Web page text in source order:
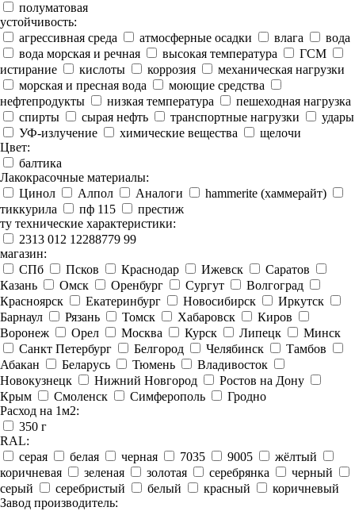
полуматовая
устойчивость:
агрессивная среда
атмосферные осадки влага
вода
вода морская и речная
высокая температура
ГСМ
истирание
кислоты коррозия
механическая нагрузки
морская и пресная вода
моющие средства
нефтепродукты
низкая температура
пешеходная нагрузка
спирты
сырая нефть транспортные нагрузки
удары
УФ-излучение
химические вещества
щелочи
Цвет:
балтика
Лакокрасочные материалы:
Цинол
Алпол Аналоги
hammerite (хаммерайт)
тиккурила
пф 115
престиж
ту технические характеристики:
2313 012 12288779 99
магазин:
СПб
Псков Краснодар Ижевск
Саратов
Казань
Омск Оренбург Сургут
Волгоград
Красноярск
Екатеринбург Новосибирск
Иркутск
Барнаул
Рязань Томск Хабаровск
Киров
Воронеж
Орел Москва Курск Липецк
Минск
Санкт Петербург
Белгород Челябинск
Тамбов
Абакан
Беларусь Тюмень
Владивосток
Новокузнецк
Нижний Новгород
Ростов на Дону
Крым
Смоленск Симферополь
Гродно
Расход на 1м2:
350 г
RAL:
серая
белая черная 7035 9005
жёлтый
коричневая
зеленая золотая серебрянка
черный
серый
серебристый белый красный
коричневый
Завод производитель: